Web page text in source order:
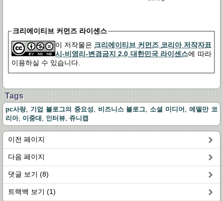
크리에이티브 커먼즈 라이센스
이 저작물은 크리에이티브 커먼즈 코리아 저작자표
시-비영리-변경금지 2.0 대한민국 라이센스에 따라
이용하실 수 있습니다.
Tags
pc사랑, 기업 블로그의 중요성 비즈니스 블로그 소셜 미디어 ,에델만 코
리아, 이중대 인터뷰 쥬니캡
이전 페이지
다음 페이지
댓글 보기 (8)
트랙백 보기 (1)